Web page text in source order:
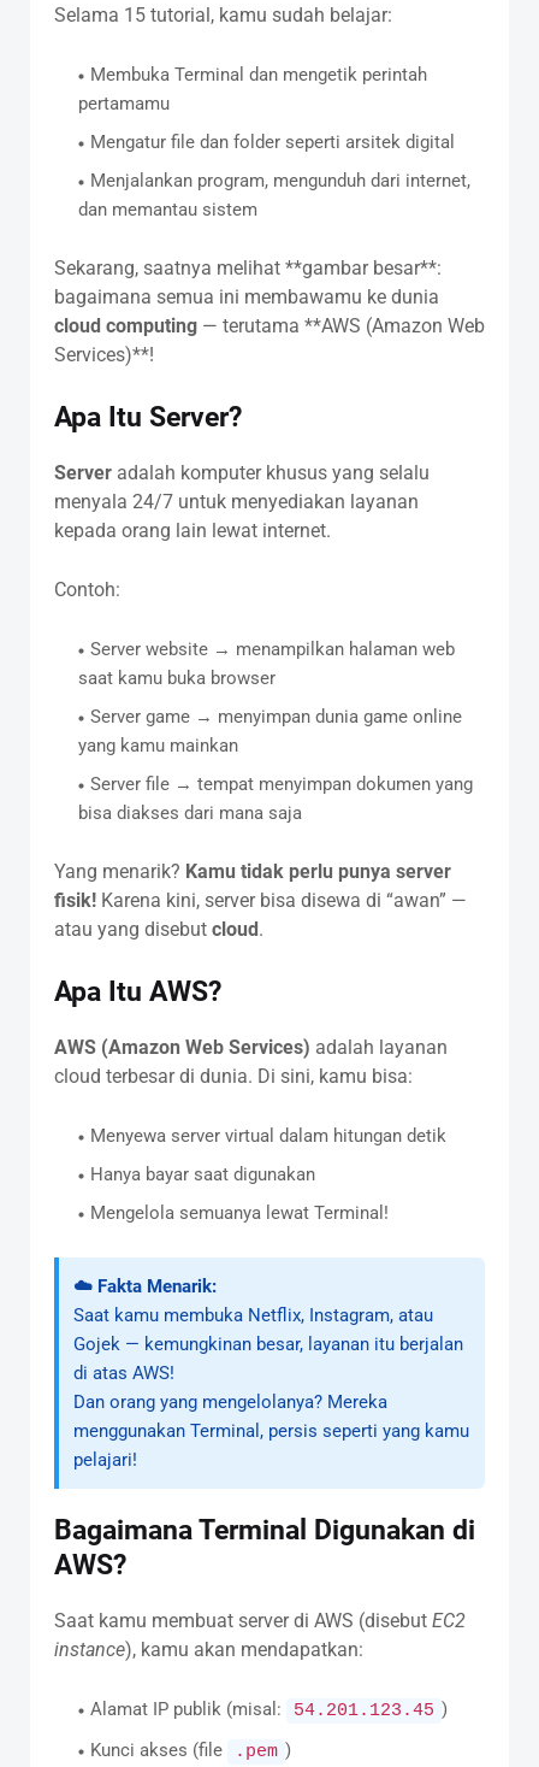
Selama 15 tutorial, kamu sudah belajar:
Membuka Terminal dan mengetik perintah
pertamamu
Mengatur file dan folder seperti arsitek digital
Menjalankan program, mengunduh dari internet,
dan memantau sistem
Sekarang, saatnya melihat **gambar besar**:
bagaimana semua ini membawamu ke dunia
cloud computing — terutama **AWS (Amazon Web
Services)**!
Apa Itu Server?
Server adalah komputer khusus yang selalu
menyala 24/7 untuk menyediakan layanan
kepada orang lain lewat internet.
Contoh:
Server website → menampilkan halaman web
saat kamu buka browser
Server game → menyimpan dunia game online
yang kamu mainkan
Server file → tempat menyimpan dokumen yang
bisa diakses dari mana saja
Yang menarik? Kamu tidak perlu punya server
fisik! Karena kini, server bisa disewa di “awan” —
atau yang disebut cloud.
Apa Itu AWS?
AWS (Amazon Web Services) adalah layanan
cloud terbesar di dunia. Di sini, kamu bisa:
Menyewa server virtual dalam hitungan detik
Hanya bayar saat digunakan
Mengelola semuanya lewat Terminal!
☁️ Fakta Menarik:
Saat kamu membuka Netflix, Instagram, atau
Gojek — kemungkinan besar, layanan itu berjalan
di atas AWS!
Dan orang yang mengelolanya? Mereka
menggunakan Terminal, persis seperti yang kamu
pelajari!
Bagaimana Terminal Digunakan di
AWS?
Saat kamu membuat server di AWS (disebut EC2
instance), kamu akan mendapatkan:
Alamat IP publik (misal: 54.201.123.45 )
Kunci akses (file
.pem )